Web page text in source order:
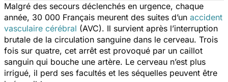
Malgré des secours déclenchés en urgence, chaque
année, 30 000 Français meurent des suites d’un accident
vasculaire cérébral (AVC). Il survient après l’interruption
brutale de la circulation sanguine dans le cerveau. Trois
fois sur quatre, cet arrêt est provoqué par un caillot
sanguin qui bouche une artère. Le cerveau n’est plus
irrigué, il perd ses facultés et les séquelles peuvent être